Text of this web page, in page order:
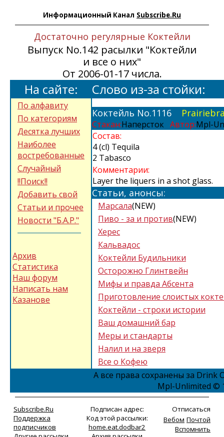
Информационный Канал Subscribe.Ru
Достаточно регулярные Коктейли
Выпуск No.142 расылки "Коктейли
и все о них"
От 2006-01-17 числа.
На сайте: Слово из-за стойки:
По алфавиту
По категориям
Десятка лучших
Наиболее
востребованные
Случайный
!!Поиск!!
Добавить свой
Статьи и прочее
Новости "Б.А.Р."
Архив
Статистика
Наш форум
Написать нам
Казанове
Коктейль No.1116
Стакан:Наперсток Автор:Mpl-
Состав:
4 (cl) Tequila
2 Tabasco
Комментарии:
Layer the liquers in a shot glass.
Статьи, анонсы:
Марсала(NEW)
Пиво - за и против(NEW)
Херес
Кальвадос
Коктейли Будильники
Осторожно Глинтвейн
Мифы и правда Абсента
Приготовление слоистых
Коктейли - строки истории
Ваш домашний бар
Меры и стандарты
Налил и на зверя
Все о Кофею
А все права сохранены за Drink
Mpl-Unlimited ©
Subscribe.Ru
Поддержка
подписчиков
Подписан адрес:
Код этой рассылки:
home.eat.dodbar2
Отписаться
Вебом Почтой
Вспомнить